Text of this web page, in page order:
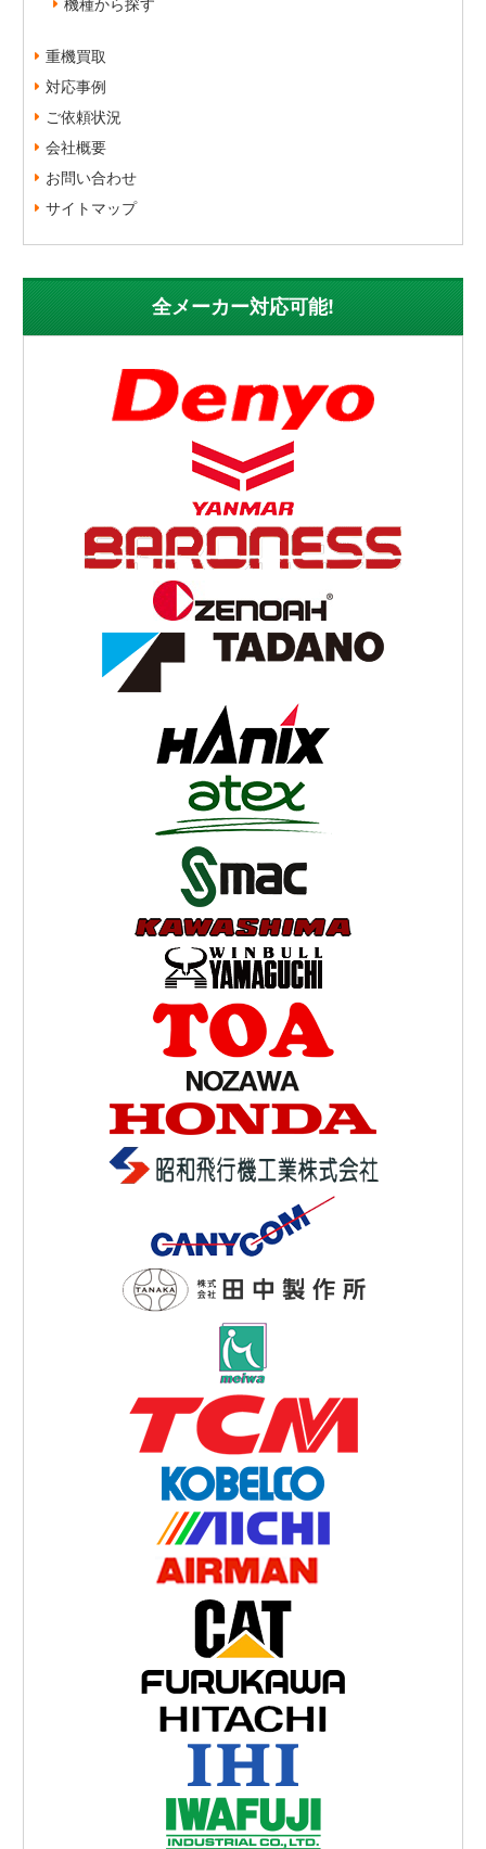
重機買取
対応事例
ご依頼状況
会社概要
お問い合わせ
サイトマップ
全メーカー対応可能!